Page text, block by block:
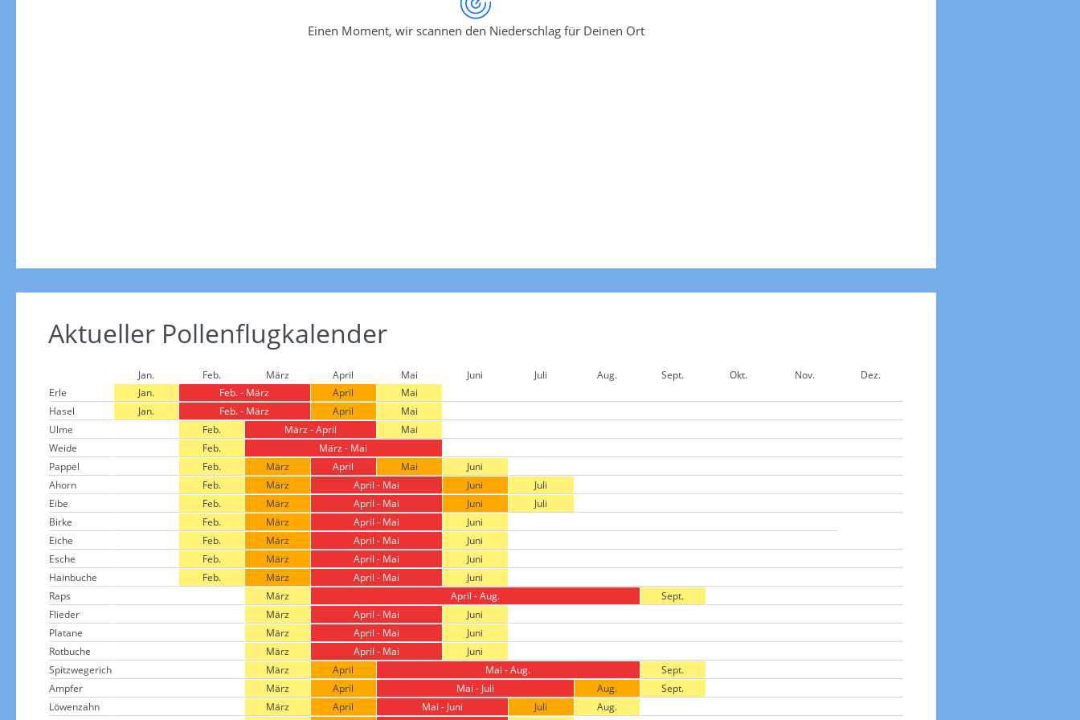
Einen Moment, wir scannen den Niederschlag für Deinen Ort
Aktueller Pollenflugkalender
Jan. Feb. März April Mai Juni Juli Aug. Sept. Okt. Nov.
Dez.
Erle
Jan. Feb. - März April
Mai
Hasel
Jan. Feb. - März April
Mai
Ulme
Feb. März - April
Mai
Weide
Feb.
März - Mai
Pappel
Feb. März April Mai
Juni
Ahorn
Feb. März April - Mai Juni
Juli
Eibe
Feb. März April - Mai Juni
Juli
Birke
Feb. März April - Mai
Juni
Eiche
Feb. März April - Mai
Juni
Esche
Feb. März April - Mai
Juni
Hainbuche
Feb. März April - Mai
Juni
Raps
März April - Aug.
Sept.
Flieder
März April - Mai
Juni
Platane
März April - Mai
Juni
Rotbuche
März April - Mai
Juni
Spitzwegerich
März April Mai - Aug.
Sept.
Ampfer
März April Mai - Juli Aug.
Sept.
Löwenzahn
März April Mai - Juni Juli
Aug.